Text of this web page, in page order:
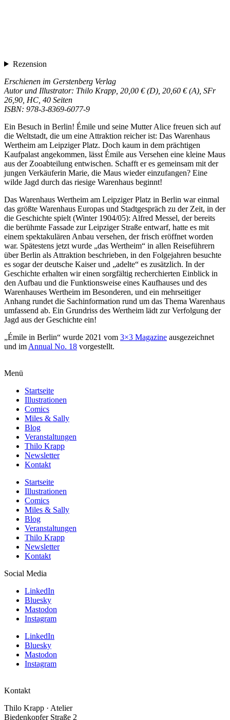
Rezension
Erschienen im Gerstenberg Verlag
Autor und Illustrator: Thilo Krapp, 20,00 € (D), 20,60 € (A), SFr
26,90, HC, 40 Seiten
ISBN: 978-3-8369-6077-9
Ein Besuch in Berlin! Émile und seine Mutter Alice freuen sich auf
die Weltstadt, die um eine Attraktion reicher ist: Das Warenhaus
Wertheim am Leipziger Platz. Doch kaum in dem prächtigen
Kaufpalast angekommen, lässt Émile aus Versehen eine kleine Maus
aus der Zooabteilung entwischen. Schafft er es gemeinsam mit der
jungen Verkäuferin Marie, die Maus wieder einzufangen? Eine
wilde Jagd durch das riesige Warenhaus beginnt!
Das Warenhaus Wertheim am Leipziger Platz in Berlin war einmal
das größte Warenhaus Europas und Stadtgespräch zu der Zeit, in der
die Geschichte spielt (Winter 1904/05): Alfred Messel, der bereits
die berühmte Fassade zur Leipziger Straße entwarf, hatte es mit
einem spektakulären Anbau versehen, der frisch eröffnet worden
war. Spätestens jetzt wurde „das Wertheim“ in allen Reiseführern
über Berlin als Attraktion beschrieben, in den Folgejahren besuchte
es sogar der deutsche Kaiser und „adelte“ es zusätzlich. In der
Geschichte erhalten wir einen sorgfältig recherchierten Einblick in
den Aufbau und die Funktionsweise eines Kaufhauses und des
Warenhauses Wertheim im Besonderen, und ein mehrseitiger
Anhang rundet die Sachinformation rund um das Thema Warenhaus
umfassend ab. Ein Grundriss des Wertheim lädt zur Verfolgung der
Jagd aus der Geschichte ein!
„Émile in Berlin“ wurde 2021 vom 3×3 Magazine ausgezeichnet
und im Annual No. 18 vorgestellt.
Menü
Startseite
Illustrationen
Comics
Miles & Sally
Blog
Veranstaltungen
Thilo Krapp
Newsletter
Kontakt
Startseite
Illustrationen
Comics
Miles & Sally
Blog
Veranstaltungen
Thilo Krapp
Newsletter
Kontakt
Social Media
LinkedIn
Bluesky
Mastodon
Instagram
LinkedIn
Bluesky
Mastodon
Instagram
Kontakt
Thilo Krapp · Atelier
Biedenkopfer Straße 2